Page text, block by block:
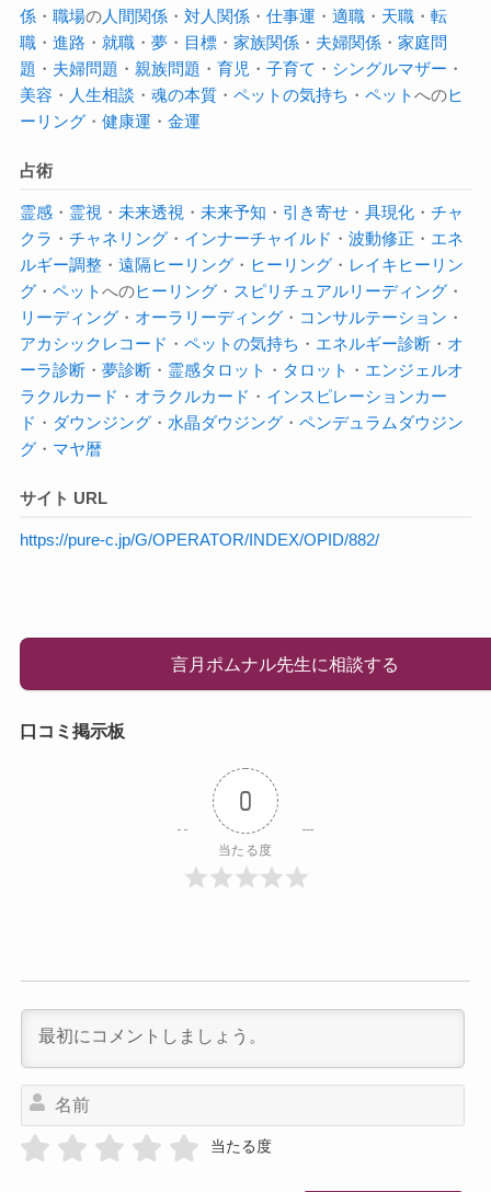
係・ 職場の人間関係・ 対人関係・ 仕事運 ・ 適職・ 天職・ 転
職・ 進路 ・ 就職・ 夢・ 目標・ 家族関係・ 夫婦関係・ 家庭問
題 ・ 夫婦問題 ・ 親族問題 ・ 育児 ・ 子育て ・ シングルマザー ・
美容 ・ 人生相談 ・ 魂の本質・ ペットの気持ち ・ ペットへのヒ
ーリング・ 健康運 ・ 金運
占術
霊感・ 霊視 ・ 未来透視 ・ 未来予知 ・ 引き寄せ・ 具現化・ チャ
クラ ・ チャネリング・ インナーチャイルド ・ 波動修正 ・ エネ
ルギー調整・ 遠隔ヒーリング・ ヒーリング・ レイキヒーリン
グ・ ペットへのヒーリング・ スピリチュアルリーディング・
リーディング・ オーラ リーディング・ コンサルテーション ・
アカシックレコード ・ ペットの気持ち ・ エネルギー診断・ オ
ーラ診断・ 夢診断・ 霊感タロット ・ タロット ・ エンジェルオ
ラクルカード ・ オラクルカード ・ インスピレーションカー
ド ・ ダウンジング・ 水晶ダウジング・ ペンデュラムダウジン
グ・ マヤ暦
サイト URL
https://pure-c.jp/G/OPERATOR/INDEX/OPID/882/
言月ポムナル先生に相談する
口コミ掲示板
0
当たる度
当たる度